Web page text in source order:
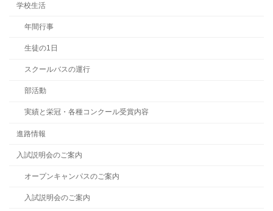
学校生活
年間行事
生徒の1日
スクールバスの運行
部活動
実績と栄冠・各種コンクール受賞内容
進路情報
入試説明会のご案内
オープンキャンパスのご案内
入試説明会のご案内